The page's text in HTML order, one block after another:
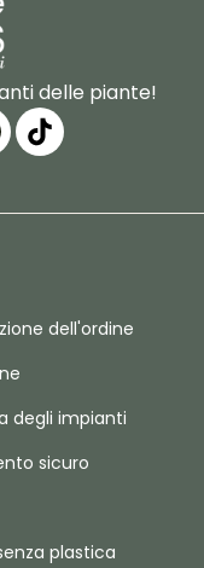
delle piante!
dell'ordine
degli impianti
sicuro
plastica